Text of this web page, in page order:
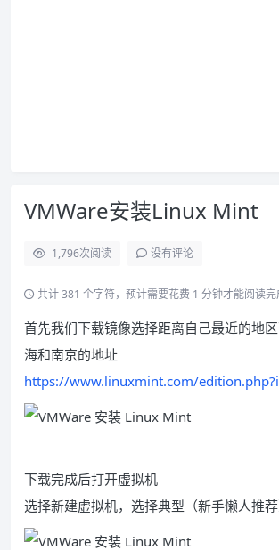
VMWare安装Linux Mint
1,796次阅读 没有评论
共计 381 个字符，预计需要花费 1 分钟才能阅读完
首先我们下载镜像选择距离自己最近的地
海和南京的地址
https://www.linuxmint.com/
下载完成后打开虚拟机
选择新建虚拟机，选择典型（新手懒人推荐